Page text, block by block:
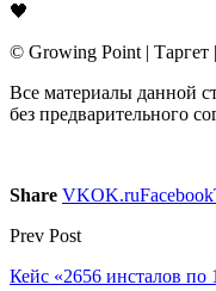
🖤
© Growing Point | Таргет
Все материалы данной
без предварительного
Share VKOK.ruFacebook
Prev Post
Кейс «2656 инсталов по